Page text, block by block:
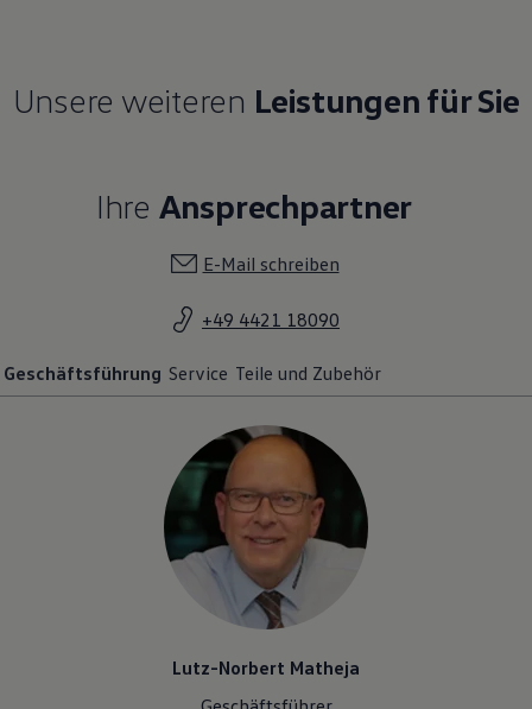
Unsere weiteren Leistungen für Sie
Ihre Ansprechpartner
E-Mail schreiben
+49 4421 18090
Geschäftsführung Service Teile und Zubehör
Lutz-Norbert Matheja